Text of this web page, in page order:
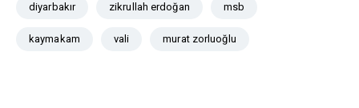
diyarbakır zikrullah erdoğan msb
kaymakam vali murat zorluoğlu